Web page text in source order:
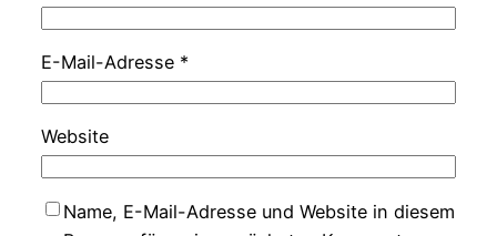
E-Mail-Adresse *
Website
Name, E-Mail-Adresse und Website in diesem